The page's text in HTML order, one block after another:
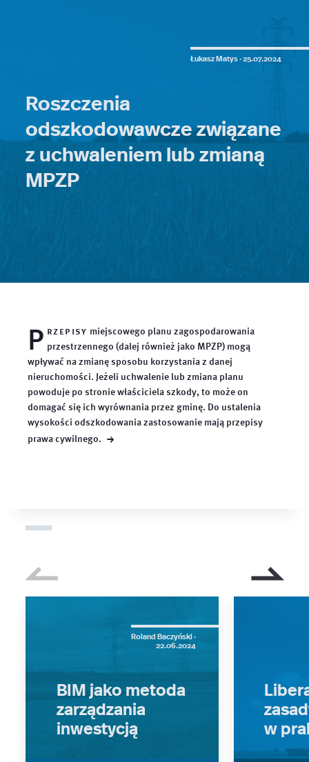
Łukasz Matys ·25.07.2024
Roszczenia
odszkodowawcze związane
z uchwaleniem lub zmianą
MPZP
P rzepisy miejscowego planu zagospodarowania
przestrzennego (dalej również jako MPZP) mogą
wpływać na zmianę sposobu korzystania z danej
nieruchomości. Jeżeli uchwalenie lub zmiana planu
powoduje po stronie właściciela szkody, to może on
domagać się ich wyrównania przez gminę. Do ustalenia
wysokości odszkodowania zastosowanie mają przepisy
prawacywilnego. →
Roland Baczyński ·
22.06.2024
BIM jako metoda
zarządzania
inwestycją w